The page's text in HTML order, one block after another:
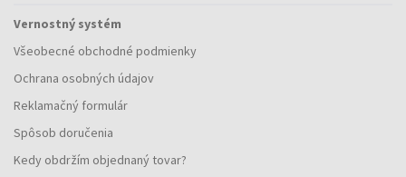
Vernostný systém
Všeobecné obchodné podmienky
Ochrana osobných údajov
Reklamačný formulár
Spôsob doručenia
Kedy obdržím objednaný tovar?